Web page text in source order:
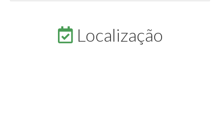
Localização